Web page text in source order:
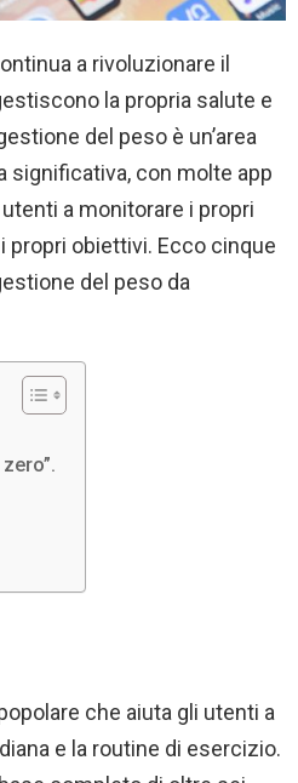
a rivoluzionare il
la propria salute e
del peso è un’area
significativa, con molte app
a monitorare i propri
propri obiettivi. Ecco cinque
del peso da
che aiuta gli utenti a
e la routine di esercizio.